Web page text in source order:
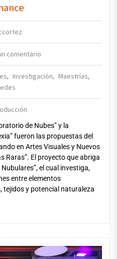
comentario
, Investigación, Maestrías,
de Nubes” y la
fueron las propuestas del
en Artes Visuales y Nuevos
Raras”. El proyecto que abriga
el cual investiga,
entre elementos
tejidos y potencial naturaleza